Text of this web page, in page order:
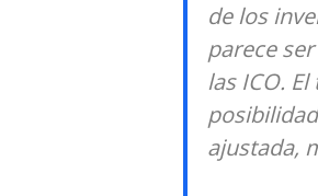
de los
parece
las ICO.
ajustada,